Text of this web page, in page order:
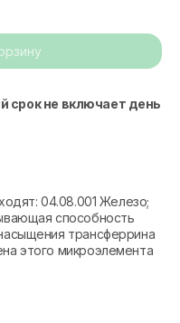
срок не включает день
04.08.001 Железо;
способность
трансферрина
этого микроэлемента